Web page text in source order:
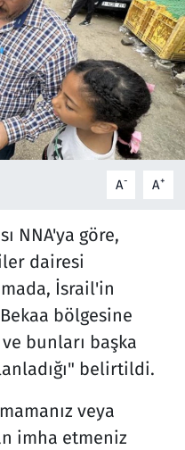
A- A+
NNA'ya göre,
dairesi
İsrail'in
bölgesine
bunları başka
belirtildi.
veya
imha etmeniz